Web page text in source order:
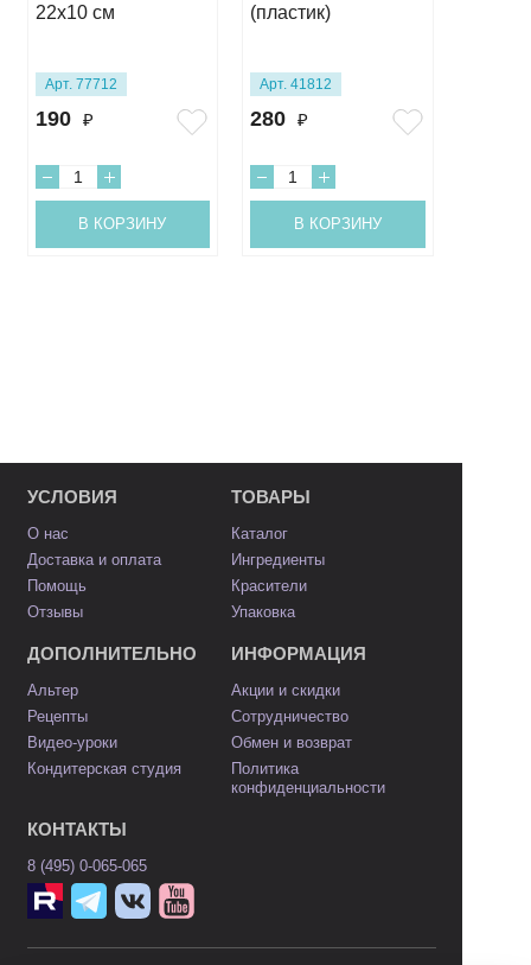
22х10 см
Арт. 77712
190 ₽
В КОРЗИНУ
(пластик)
Арт. 41812
280 ₽
В КОРЗИНУ
УСЛОВИЯ
О нас
Доставка и оплата
Помощь
Отзывы
ТОВАРЫ
Каталог
Ингредиенты
Красители
Упаковка
ДОПОЛНИТЕЛЬНО
Альтер
Рецепты
Видео-уроки
Кондитерская студия
ИНФОРМАЦИЯ
Акции и скидки
Сотрудничество
Обмен и возврат
Политика
конфиденциальности
КОНТАКТЫ
8 (495) 0-065-065